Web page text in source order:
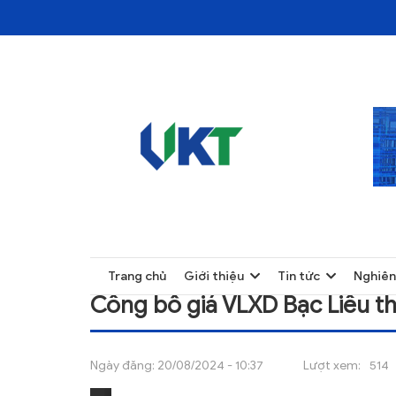
NGHIÊN CỨU
Trang chủ Giới thiệu Tin tức
Công bố giá VLXD Bạc Liêu
Ngày đăng: 20/08/2024 - 10:37 Lượt xem: 514